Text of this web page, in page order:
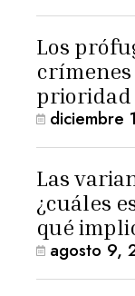
Los
crímenes
prioridad
diciembre
Las
¿cuáles
qué
agosto 9,